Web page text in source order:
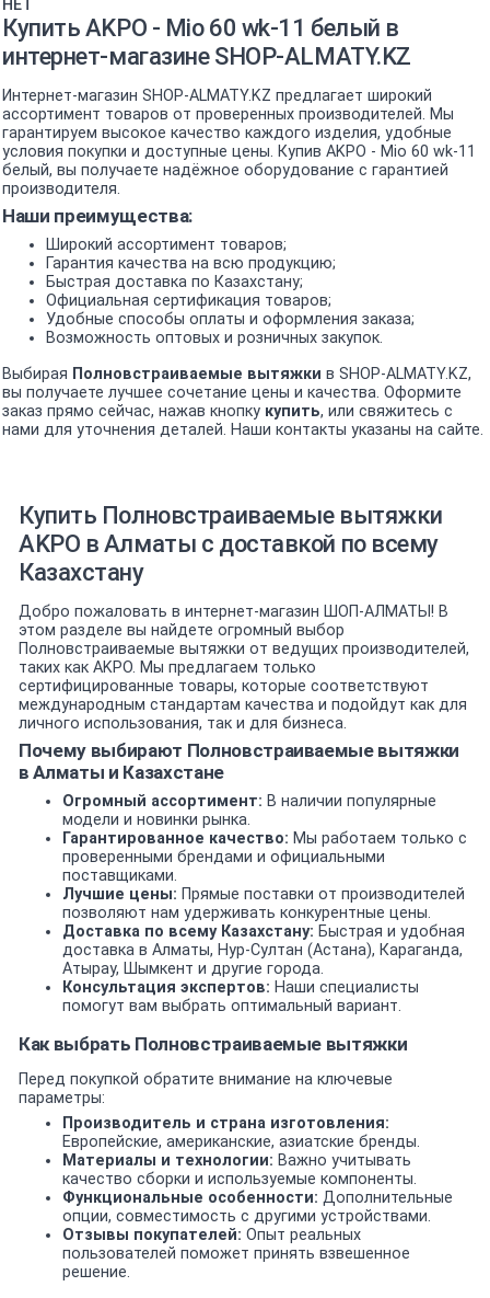
НЕТ
Купить AKPO - Mio 60 wk-11 белый в
интернет-магазине SHOP-ALMATY.KZ
Интернет-магазин SHOP-ALMATY.KZ предлагает широкий
ассортимент товаров от проверенных производителей. Мы
гарантируем высокое качество каждого изделия, удобные
условия покупки и доступные цены. Купив AKPO - Mio 60 wk-11
белый, вы получаете надёжное оборудование с гарантией
производителя.
Наши преимущества:
Широкий ассортимент товаров;
Гарантия качества на всю продукцию;
Быстрая доставка по Казахстану;
Официальная сертификация товаров;
Удобные способы оплаты и оформления заказа;
Возможность оптовых и розничных закупок.
Выбирая Полновстраиваемые вытяжки в SHOP-ALMATY.KZ,
вы получаете лучшее сочетание цены и качества. Оформите
заказ прямо сейчас, нажав кнопку купить, или свяжитесь с
нами для уточнения деталей. Наши контакты указаны на сайте.
Купить Полновстраиваемые вытяжки
AKPO в Алматы с доставкой по всему
Казахстану
Добро пожаловать в интернет-магазин ШОП-АЛМАТЫ! В
этом разделе вы найдете огромный выбор
Полновстраиваемые вытяжки от ведущих производителей,
таких как AKPO. Мы предлагаем только
сертифицированные товары, которые соответствуют
международным стандартам качества и подойдут как для
личного использования, так и для бизнеса.
Почему выбирают Полновстраиваемые вытяжки
в Алматы и Казахстане
Огромный ассортимент: В наличии популярные
модели и новинки рынка.
Гарантированное качество: Мы работаем только с
проверенными брендами и официальными
поставщиками.
Лучшие цены: Прямые поставки от производителей
позволяют нам удерживать конкурентные цены.
Доставка по всему Казахстану: Быстрая и удобная
доставка в Алматы, Нур-Султан (Астана), Караганда,
Атырау, Шымкент и другие города.
Консультация экспертов: Наши специалисты
помогут вам выбрать оптимальный вариант.
Как выбрать Полновстраиваемые вытяжки
Перед покупкой обратите внимание на ключевые
параметры:
Производитель и страна изготовления:
Европейские, американские, азиатские бренды.
Материалы и технологии: Важно учитывать
качество сборки и используемые компоненты.
Функциональные особенности: Дополнительные
опции, совместимость с другими устройствами.
Отзывы покупателей: Опыт реальных
пользователей поможет принять взвешенное
решение.